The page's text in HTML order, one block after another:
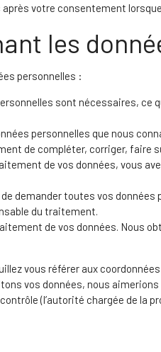
votre consentement
les
personnelles :
sont nécessaires,
personnelles que nous
de compléter, corriger, faire
de vos données, vous
demander toutes vos
du traitement.
de vos données. Nous
vous référer aux
vos données, nous
(l’autorité chargée de la